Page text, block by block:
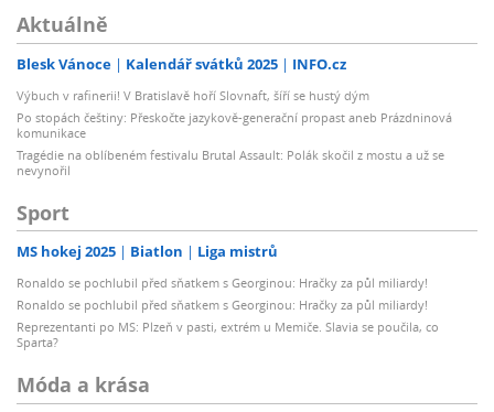
Aktuálně
Blesk Vánoce Kalendář svátků 2025 INFO.cz
Výbuch v rafinerii! V Bratislavě hoří Slovnaft, šíří se hustý dým
Po stopách češtiny: Přeskočte jazykově-generační propast aneb Prázdninová
komunikace
Tragédie na oblíbeném festivalu Brutal Assault: Polák skočil z mostu a už se
nevynořil
Sport
MS hokej 2025 Biatlon Liga mistrů
Ronaldo se pochlubil před sňatkem s Georginou: Hračky za půl miliardy!
Ronaldo se pochlubil před sňatkem s Georginou: Hračky za půl miliardy!
Reprezentanti po MS: Plzeň v pasti, extrém u Memiče. Slavia se poučila, co
Sparta?
Móda a krása